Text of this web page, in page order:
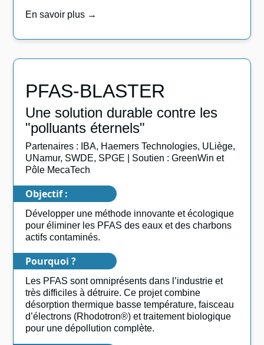
En savoir plus →
PFAS-BLASTER
Une solution durable contre les
"polluants éternels"
Partenaires : IBA, Haemers Technologies, ULiège,
UNamur, SWDE, SPGE | Soutien : GreenWin et
Pôle MecaTech
Objectif :
Développer une méthode innovante et écologique
pour éliminer les PFAS des eaux et des charbons
actifs contaminés.
Pourquoi ?
Les PFAS sont omniprésents dans l’industrie et
très difficiles à détruire. Ce projet combine
désorption thermique basse température, faisceau
d’électrons (Rhodotron®) et traitement biologique
pour une dépollution complète.